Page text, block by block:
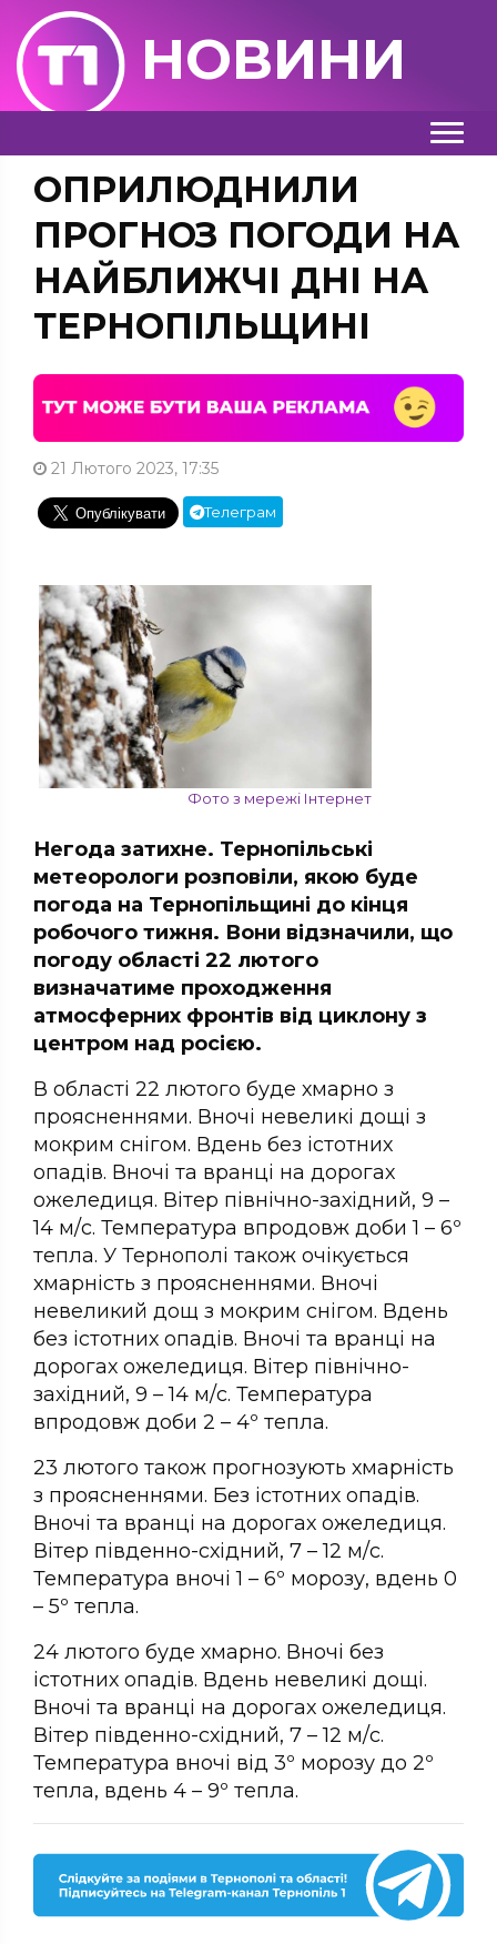
НОВИНИ
ОПРИЛЮДНИЛИ
ПРОГНОЗ ПОГОДИ НА
НАЙБЛИЖЧІ ДНІ НА
ТЕРНОПІЛЬЩИНІ
21 Лютого 2023, 17:35
Телеграм
Фото з мережі Інтернет
Негода затихне. Тернопільські
метеорологи розповіли, якою буде
погода на Тернопільщині до кінця
робочого тижня. Вони відзначили, що
погоду області 22 лютого
визначатиме проходження
атмосферних фронтів від циклону з
центром над росією.
В області 22 лютого буде хмарно з
проясненнями. Вночі невеликі дощі з
мокрим снігом. Вдень без істотних
опадів. Вночі та вранці на дорогах
ожеледиця. Вітер північно-західний, 9 –
14 м/с. Температура впродовж доби 1 – 6º
тепла. У Тернополі також очікується
хмарність з проясненнями. Вночі
невеликий дощ з мокрим снігом. Вдень
без істотних опадів. Вночі та вранці на
дорогах ожеледиця. Вітер північно-
західний, 9 – 14 м/с. Температура
впродовж доби 2 – 4º тепла.
23 лютого також прогнозують хмарність
з проясненнями. Без істотних опадів.
Вночі та вранці на дорогах ожеледиця.
Вітер південно-східний, 7 – 12 м/с.
Температура вночі 1 – 6º морозу, вдень 0
– 5º тепла.
24 лютого буде хмарно. Вночі без
істотних опадів. Вдень невеликі дощі.
Вночі та вранці на дорогах ожеледиця.
Вітер південно-східний, 7 – 12 м/с.
Температура вночі від 3º морозу до 2º
тепла, вдень 4 – 9º тепла.